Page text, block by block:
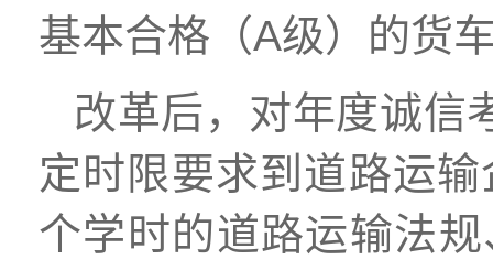
基本合格（A级）的货
改革后，对年度诚信
定时限要求到道路运
个学时的道路运输法